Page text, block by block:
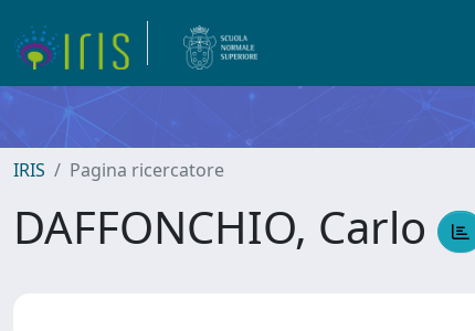
IRIS Pagina ricercatore
DAFFONCHIO, Carlo